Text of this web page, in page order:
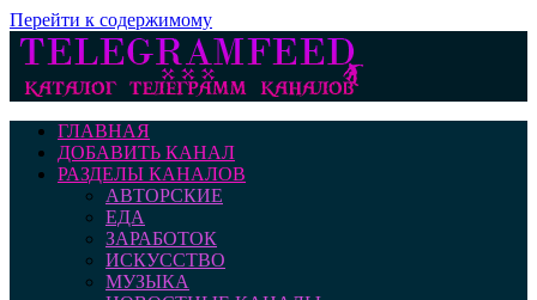
Перейти к содержимому
ГЛАВНАЯ
ДОБАВИТЬ КАНАЛ
РАЗДЕЛЫ КАНАЛОВ
АВТОРСКИЕ
ЕДА
ЗАРАБОТОК
ИСКУССТВО
МУЗЫКА